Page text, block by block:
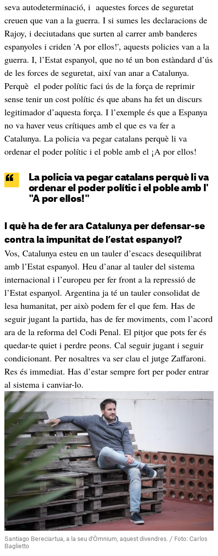
seva autodeterminació, i aquestes forces de seguretat
creuen que van a la guerra. I si sumes les declaracions de
Rajoy, i deciutadans que surten al carrer amb banderes
espanyoles i criden 'A por ellos!', aquests policies van a la
guerra. I, l’Estat espanyol, que no té un bon estàndard d’ús
de les forces de seguretat, així van anar a Catalunya.
Perquè el poder polític faci ús de la força de reprimir
sense tenir un cost polític és que abans ha fet un discurs
legitimador d’aquesta força. I l’exemple és que a Espanya
no va haver veus crítiques amb el que es va fer a
Catalunya. La policia va pegar catalans perquè li va
ordenar el poder polític i el poble amb el ¡A por ellos!
La policia va pegar catalans perquè li va
ordenar el poder polític i el poble amb l'
"A por ellos!"
I què ha de fer ara Catalunya per defensar-se
contra la impunitat de l’estat espanyol?
Vos, Catalunya esteu en un tauler d’escacs desequilibrat
amb l’Estat espanyol. Heu d’anar al tauler del sistema
internacional i l’europeu per fer front a la repressió de
l’Estat espanyol. Argentina ja té un tauler consolidat de
lesa humanitat, per això podem fer el que fem. Has de
seguir jugant la partida, has de fer moviments, com l’acord
ara de la reforma del Codi Penal. El pitjor que pots fer és
quedar-te quiet i perdre peons. Cal seguir jugant i seguir
condicionant. Per nosaltres va ser clau el jutge Zaffaroni.
Res és immediat. Has d’estar sempre fort per poder entrar
al sistema i canviar-lo.
Santiago Bereciartua, a la seu d'Òmnium, aquest divendres. / Foto: Carlos
Baglietto